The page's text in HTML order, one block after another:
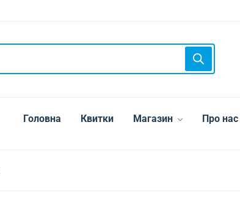
Головна Квитки Магазин Про нас